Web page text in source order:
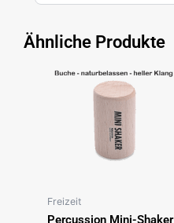
Ähnliche Produkte
Freizeit
Percussion Mini-Shaker